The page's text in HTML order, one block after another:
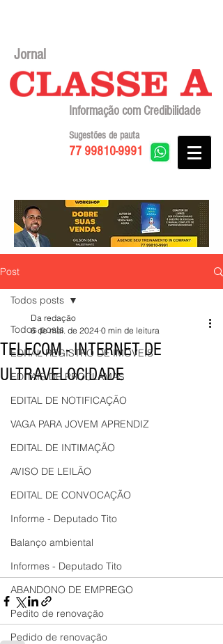
Jornal
Informação com Credibilidade
77 99810-9991
Sugestões de pauta
Post
Todos posts
EDITAL REGISTRO DE IMÓVEIS
EDITAIS DE PROCLAMAS
EDITAL DE NOTIFICAÇÃO
VAGA PARA JOVEM APRENDIZ
EDITAL DE INTIMAÇÃO
AVISO DE LEILÃO
EDITAL DE CONVOCAÇÃO
Informe - Deputado Tito
Balanço ambiental
Informes - Deputado Tito
ABANDONO DE EMPREGO
Pedito de renovação
Pedido de renovação
Todos posts
TELECOM - INTERNET DE
ULTRAVELOCIDADE
Da redação
6 de mai. de 2024 0 min de leitura